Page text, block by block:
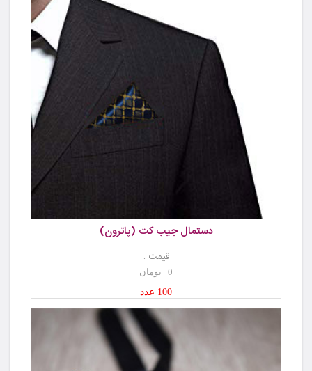
دستمال جیب کت (پاترون)
قیمت :
0 تومان
100 عدد